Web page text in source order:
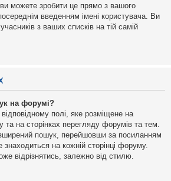
ви можете зробити це прямо з вашого
введенням імені користувача. Ви
з ваших списків на тій самій
на форумі?
полі, яке розміщене на
та на сторінках перегляду форумів та тем.
пошук, перейшовши за посиланням
на кожній сторінці форуму.
відрізнятись, залежно від стилю.